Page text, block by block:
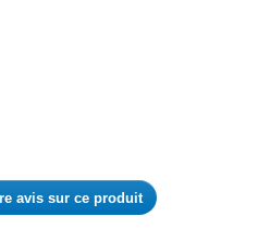
avis sur ce produit